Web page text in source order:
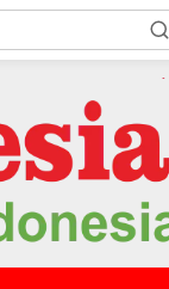
Polri